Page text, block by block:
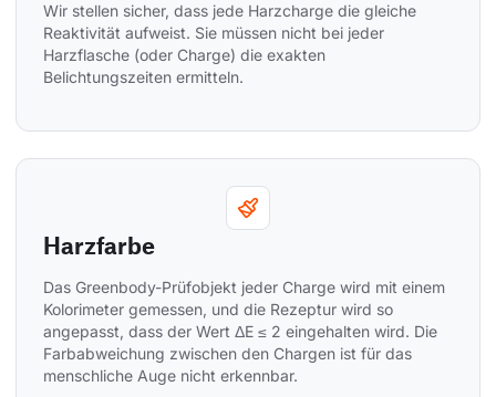
Wir stellen sicher, dass jede Harzcharge die gleiche
Reaktivität aufweist. Sie müssen nicht bei jeder
Harzflasche (oder Charge) die exakten
Belichtungszeiten ermitteln.
Harzfarbe
Das Greenbody-Prüfobjekt jeder Charge wird mit einem
Kolorimeter gemessen, und die Rezeptur wird so
angepasst, dass der Wert ΔE ≤ 2 eingehalten wird. Die
Farbabweichung zwischen den Chargen ist für das
menschliche Auge nicht erkennbar.